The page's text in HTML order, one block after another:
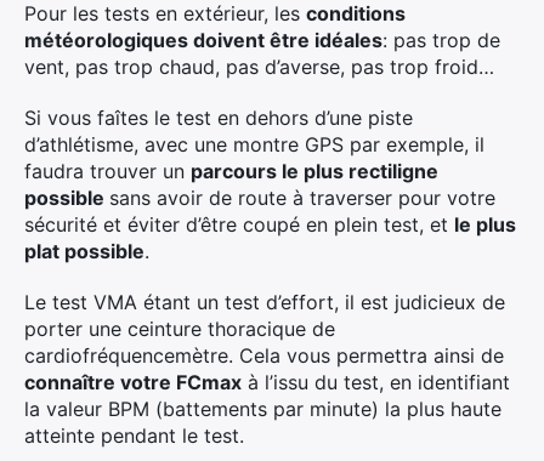
Pour les tests en extérieur, les conditions
météorologiques doivent être idéales: pas trop de
vent, pas trop chaud, pas d’averse, pas trop froid…
Si vous faîtes le test en dehors d’une piste
d’athlétisme, avec une montre GPS par exemple, il
faudra trouver un parcours le plus rectiligne
possible sans avoir de route à traverser pour votre
sécurité et éviter d’être coupé en plein test, et le plus
plat possible.
Le test VMA étant un test d’effort, il est judicieux de
porter une ceinture thoracique de
cardiofréquencemètre. Cela vous permettra ainsi de
connaître votre FCmax à l’issu du test, en identifiant
la valeur BPM (battements par minute) la plus haute
atteinte pendant le test.